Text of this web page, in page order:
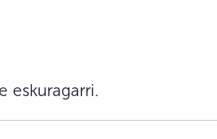
eskuragarri.